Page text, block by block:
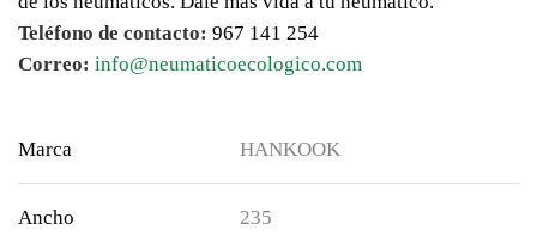
Teléfono de contacto: 967 141 254
Correo: info@neumaticoecologico.com
Marca HANKOOK
Ancho 235